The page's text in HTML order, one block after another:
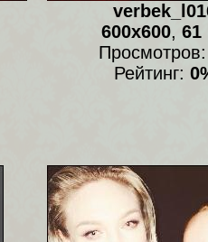
600x600, 61
Рейтинг: